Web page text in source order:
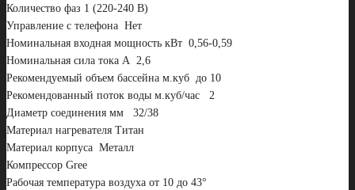
Количество фаз 1 (220-240 В)
Управление с телефона Нет
Номинальная входная мощность кВт 0,56-0,59
Номинальная сила тока А 2,6
Рекомендуемый объем бассейна м.куб до 10
Рекомендованный поток воды м.куб/час 2
Диаметр соединения мм 32/38
Материал нагревателя Титан
Материал корпуса Металл
Компрессор Gree
Рабочая температура воздуха от 10 до 43°